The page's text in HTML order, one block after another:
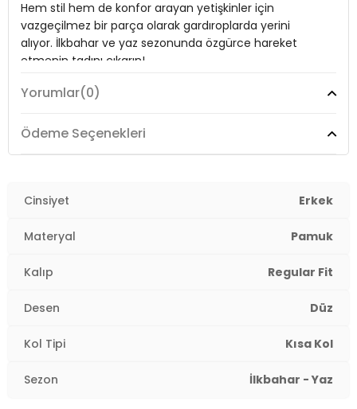
Manken Bedeni:Boy : 178 cm / Göğüs : 116 cm / Bel : 110 cm /
Basen : 115 cm / Beden : 3XL
Yaş Grubu:Yetişkin
3DY15902653B.65
Hem stil hem de konfor arayan yetişkinler için
vazgeçilmez bir parça olarak gardıroplarda yerini
alıyor. İlkbahar ve yaz sezonunda özgürce hareket
etmenin tadını çıkarın!
110 cm / Basen : 115 cm / Beden : 3XL
Yaş Grubu:
Yorumlar(0)
Ödeme Seçenekleri
Cinsiyet Erkek
Materyal Pamuk
Kalıp Regular Fit
Desen Düz
Kol Tipi Kısa Kol
Sezon İlkbahar - Yaz